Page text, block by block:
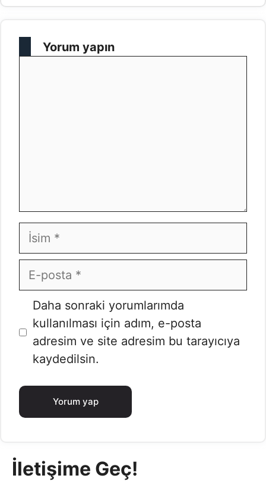
Yorum yapın
İsim
E-
posta
İnternet
sitesi
Daha sonraki yorumlarımda
kullanılması için adım, e-posta
adresim ve site adresim bu tarayıcıya
kaydedilsin.
İletişime Geç!